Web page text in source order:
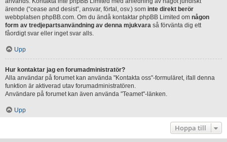
ärende (“cease and desist”, ansvar, förtal, osv.) som inte direkt berör
webbplatsen phpBB.com. Om du ändå kontaktar phpBB Limited om någon
form av tredjepartsanvändning av denna mjukvara så förvänta dig ett
fåordigt svar eller inget svar alls.
Upp
Hur kontaktar jag en forumadministratör?
Alla användar på forumet kan använda "Kontakta oss"-formuläret, ifall denna
funktion är aktiverad utav forumadministratören.
Användare på forumet kan även använda "Teamet"-länken.
Upp
Hoppa till